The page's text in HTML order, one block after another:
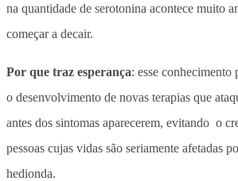
na quantidade de serotonina acontece muito
começar a decair.
Por que traz esperança: esse conhecimento
o desenvolvimento de novas terapias que
antes dos sintomas aparecerem, evitando o
pessoas cujas vidas são seriamente afetadas
hedionda.